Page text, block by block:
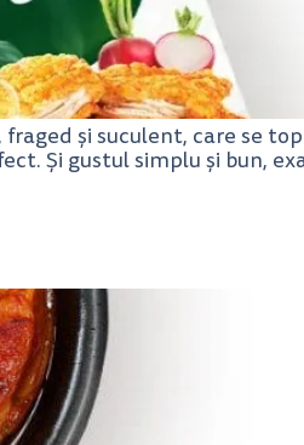
și suculent, care se
Și gustul simplu și bun,